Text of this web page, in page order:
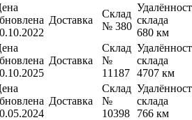
Доставка
Склад
№ 380
склада
680 км
Доставка
Склад
№
11187
склада
4707 км
Доставка
Склад
№
10398
склада
766 км